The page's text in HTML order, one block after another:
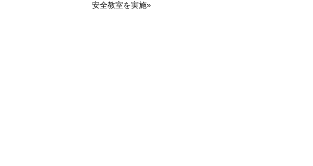
安全教室を実施»